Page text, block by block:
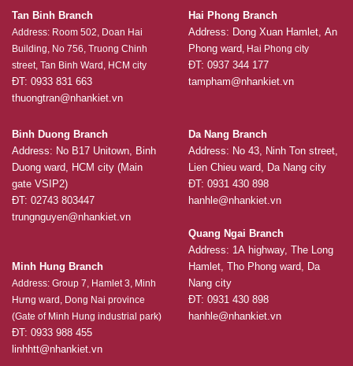
Tan Binh Branch
Address: Room 502, Doan Hai
Building, No 756, Truong Chinh
street, Tan Binh Ward, HCM city
ĐT: 0933 831 663
thuongtran@nhankiet.vn
Hai Phong Branch
Address: Dong Xuan Hamlet, An
Phong ward, Hai Phong city
ĐT: 0937 344 177
tampham@nhankiet.vn
Binh Duong Branch
Address: No B17 Unitown, Binh
Duong ward, HCM city (Main
gate VSIP2)
ĐT: 02743 803447
trungnguyen@nhankiet.vn
Minh Hung Branch
Address: Group 7, Hamlet 3, Minh
Hưng ward, Dong Nai province
(Gate of Minh Hung industrial park)
ĐT: 0933 988 455
linhhtt@nhankiet.vn
Da Nang Branch
Address: No 43, Ninh Ton street,
Lien Chieu ward, Da Nang city
ĐT: 0931 430 898
hanhle@nhankiet.vn
Quang Ngai Branch
Address: 1A highway, The Long
Hamlet, Tho Phong ward, Da
Nang city
ĐT: 0931 430 898
hanhle@nhankiet.vn